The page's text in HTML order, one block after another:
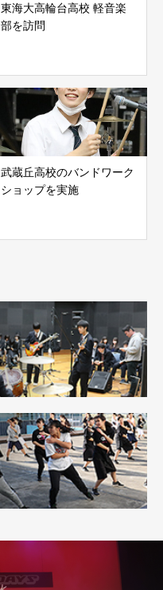
東海大高輪台高校 軽音楽
部を訪問
武蔵丘高校のバンドワーク
ショップを実施